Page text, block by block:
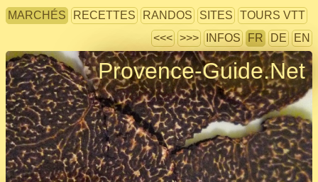
MARCHÉS RECETTES RANDOS SITES
TOURS VTT
<<< >>> INFOS FR DE EN
Provence-Guide.Net